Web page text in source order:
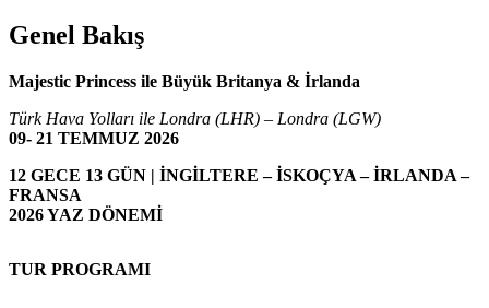
Genel Bakış
Majestic Princess ile Büyük Britanya & İrlanda
Türk Hava Yolları ile Londra (LHR) – Londra (LGW)
09- 21 TEMMUZ 2026
12 GECE 13 GÜN | İNGİLTERE – İSKOÇYA – İRLANDA –
FRANSA
2026 YAZ DÖNEMİ
TUR PROGRAMI